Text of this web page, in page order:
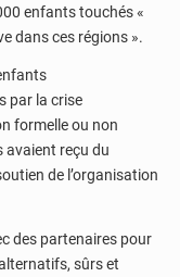
enfants touchés «
dans ces régions ».
par la crise
formelle ou non
avaient reçu du
de l’organisation
des partenaires pour
sûrs et